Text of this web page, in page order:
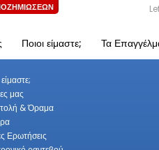
Ποιοι είμαστε; Τα
με εμάς
μας
& Όραμα
Ερωτήσεις